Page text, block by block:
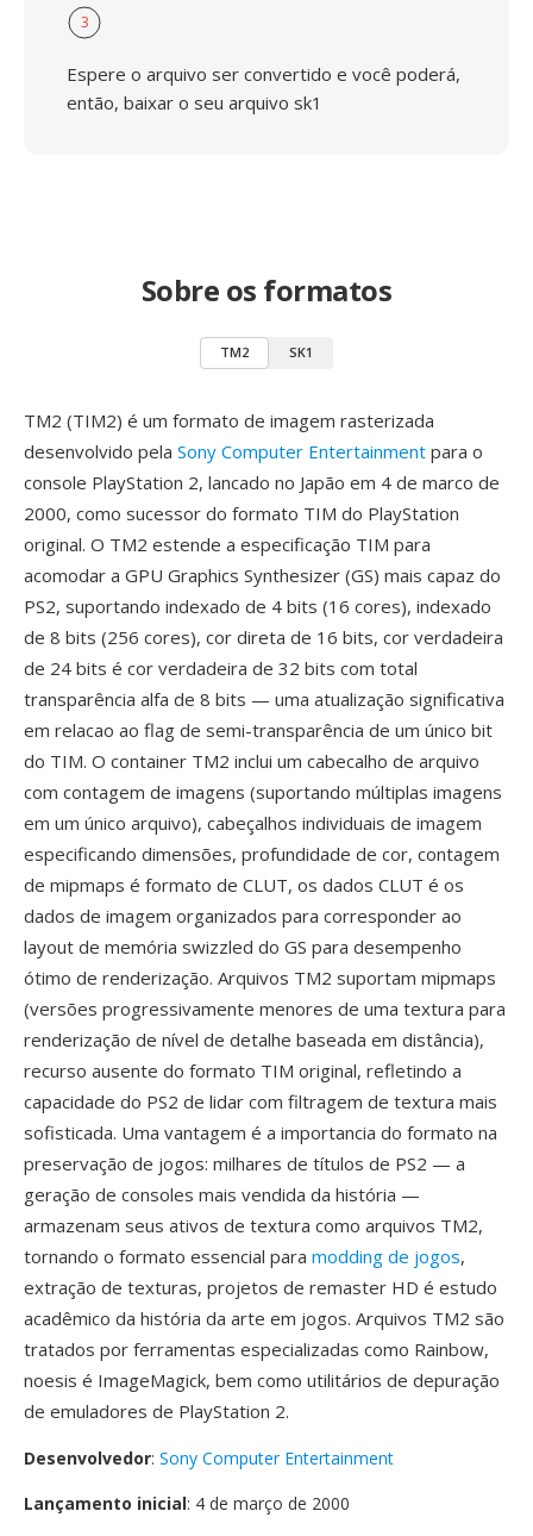
3
Espere o arquivo ser convertido e você poderá,
então, baixar o seu arquivo sk1
Sobre os formatos
TM2 SK1
TM2 (TIM2) é um formato de imagem rasterizada
desenvolvido pela Sony Computer Entertainment para o
console PlayStation 2, lancado no Japão em 4 de marco de
2000, como sucessor do formato TIM do PlayStation
original. O TM2 estende a especificação TIM para
acomodar a GPU Graphics Synthesizer (GS) mais capaz do
PS2, suportando indexado de 4 bits (16 cores), indexado
de 8 bits (256 cores), cor direta de 16 bits, cor verdadeira
de 24 bits é cor verdadeira de 32 bits com total
transparência alfa de 8 bits — uma atualização significativa
em relacao ao flag de semi-transparência de um único bit
do TIM. O container TM2 inclui um cabecalho de arquivo
com contagem de imagens (suportando múltiplas imagens
em um único arquivo), cabeçalhos individuais de imagem
especificando dimensões, profundidade de cor, contagem
de mipmaps é formato de CLUT, os dados CLUT é os
dados de imagem organizados para corresponder ao
layout de memória swizzled do GS para desempenho
ótimo de renderização. Arquivos TM2 suportam mipmaps
(versões progressivamente menores de uma textura para
renderização de nível de detalhe baseada em distância),
recurso ausente do formato TIM original, refletindo a
capacidade do PS2 de lidar com filtragem de textura mais
sofisticada. Uma vantagem é a importancia do formato na
preservação de jogos: milhares de títulos de PS2 — a
geração de consoles mais vendida da história —
armazenam seus ativos de textura como arquivos TM2,
tornando o formato essencial para modding de jogos,
extração de texturas, projetos de remaster HD é estudo
acadêmico da história da arte em jogos. Arquivos TM2 são
tratados por ferramentas especializadas como Rainbow,
noesis é ImageMagick, bem como utilitários de depuração
de emuladores de PlayStation 2.
Desenvolvedor: Sony Computer Entertainment
Lançamento inicial: 4 de março de 2000